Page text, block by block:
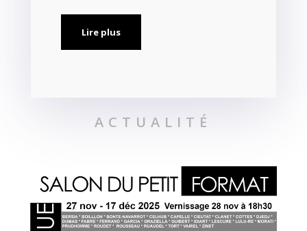
Lire plus
ACTUALITÉ